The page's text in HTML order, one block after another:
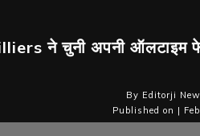
ने चुनी अपनी ऑलटाइम
By Editorji
Published on |